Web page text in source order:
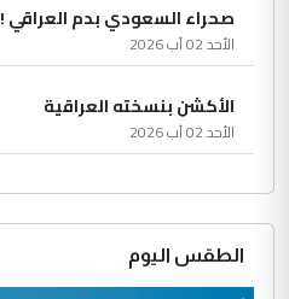
صحراء السعودي بدم العراقي !
الأحد 02 آب 2026
الأكشن بنسخته العراقية
الأحد 02 آب 2026
الطقس اليوم